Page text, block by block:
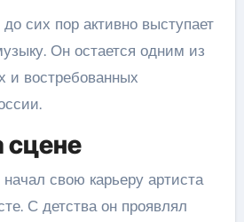
сих пор активно выступает
Он остается одним из
и востребованных
сцене
свою карьеру артиста
С детства он проявлял